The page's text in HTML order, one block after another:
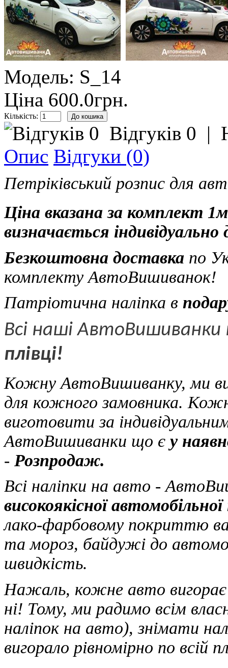
Модель: S_14
Ціна 600.0грн.
Кількість:
Відгуків 0 |
Опис Відгуки (0)
Петріківський розпис для
Ціна вказана за комплект 1м
визначається
Безкоштовна доставка по
комплектуАвтоВишиванок!
Патріотична наліпка в
Всі наші
плівці!
Кожну АвтоВишиванку, ми
для кожного замовника.
виготовити за
АвтоВишиванки що є у
- Розпродаж.
Всі наліпки на авто -
високоякісної автомобільної
лако-фарбовому покриттю
та мороз, байдужі до
швидкість.
Нажаль, кожне авто вигорає
ні! Тому, ми радимо всім
наліпок на авто), знімати
вигорало рівномірно по всій